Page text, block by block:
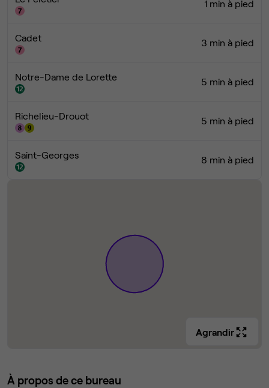
1 min à pied
Cadet 3 min à pied
Notre-Dame de Lorette 5 min à pied
Richelieu-Drouot 5 min à pied
Saint-Georges 8 min à pied
Agrandir
À propos de ce bureau